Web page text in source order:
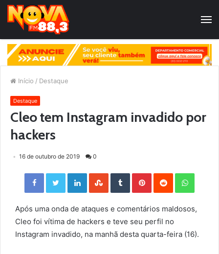
Início / Destaque
Destaque
Cleo tem Instagram invadido por
hackers
16 de outubro de 2019 0
Facebook Twitter LinkedIn StumbleUpon Tumblr Pinterest Reddit
Após uma onda de ataques e comentários maldosos,
Cleo foi vítima de hackers e teve seu perfil no
Instagram invadido, na manhã desta quarta-feira (16).